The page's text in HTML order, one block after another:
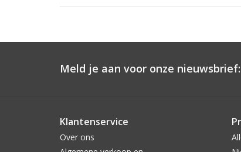
Meld je aan voor onze nieuwsbrief:
Klantenservice
Over ons